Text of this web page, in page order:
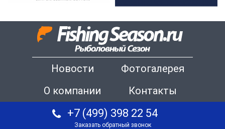
Новости
Фотогалерея
О компании
Контакты
+7 (499) 398 22 54
Заказать обратный звонок